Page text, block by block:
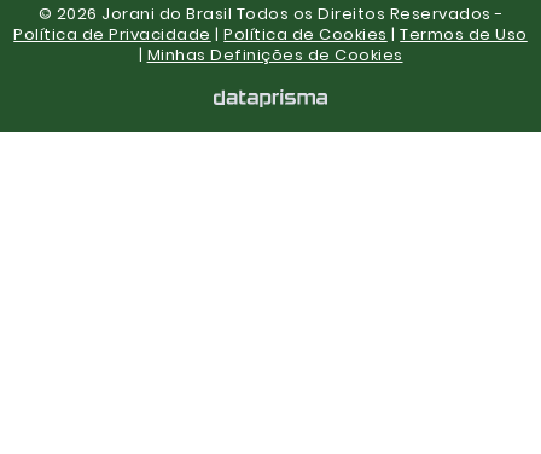
© 2026 Jorani do Brasil Todos os Direitos Reservados -
Política de Privacidade |Política de Cookies |Termos de Uso
| Minhas Definições de Cookies